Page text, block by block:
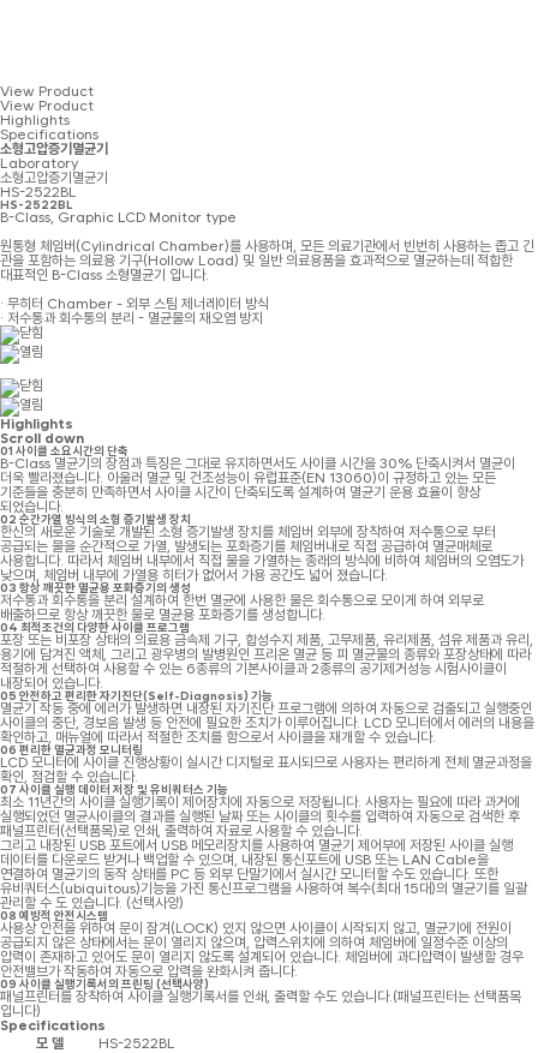
View Product
View Product
Highlights
Specifications
소형고압증기멸균기
Laboratory
소형고압증기멸균기
HS-2522BL
HS-2522BL
B-Class, Graphic LCD Monitor type
원통형 체임버(Cylindrical Chamber)를 사용하며, 모든 의료기관에서 빈번히 사용하는 좁고 긴
관을 포함하는 의료용 기구(Hollow Load) 및 일반 의료용품을 효과적으로 멸균하는데 적합한
대표적인 B-Class 소형멸균기 입니다.
· 무히터 Chamber - 외부 스팀 제너레이터 방식
· 저수통과 회수통의 분리 - 멸균물의 재오염 방지
Highlights
Scroll down
01 사이클 소요시간의 단축
B-Class 멸균기의 장점과 특징은 그대로 유지하면서도 사이클 시간을 30% 단축시켜서 멸균이
더욱 빨라졌습니다. 아울러 멸균 및 건조성능이 유럽표준(EN 13060)이 규정하고 있는 모든
기준들을 충분히 만족하면서 사이클 시간이 단축되도록 설계하여 멸균기 운용 효율이 향상
되었습니다.
02 순간가열 방식의 소형 증기발생 장치
한신의 새로운 기술로 개발된 소형 증기발생 장치를 체임버 외부에 장착하여 저수통으로 부터
공급되는 물을 순간적으로 가열, 발생되는 포화증기를 체임버내로 직접 공급하여 멸균매체로
사용합니다. 따라서 체임버 내부에서 직접 물을 가열하는 종래의 방식에 비하여 체임버의 오염도가
낮으며, 체임버 내부에 가열용 히터가 없어서 가용 공간도 넓어 졌습니다.
03 항상 깨끗한 멸균용 포화증기의 생성
저수통과 회수통을 분리 설계하여 한번 멸균에 사용한 물은 회수통으로 모이게 하여 외부로
배출하므로 항상 깨끗한 물로 멸균용 포화증기를 생성합니다.
04 최적조건의 다양한 사이클 프로그램
포장 또는 비포장 상태의 의료용 금속제 기구, 합성수지 제품, 고무제품, 유리제품, 섬유 제품과 유리,
용기에 담겨진 액체, 그리고 광우병의 발병원인 프리온 멸균 등 피 멸균물의 종류와 포장상태에 따라
적절하게 선택하여 사용할 수 있는 6종류의 기본사이클과 2종류의 공기제거성능 시험사이클이
내장되어 있습니다.
05 안전하고 편리한 자기진단(Self-Diagnosis) 기능
멸균기 작동 중에 에러가 발생하면 내장된 자기진단 프로그램에 의하여 자동으로 검출되고 실행중인
사이클의 중단, 경보음 발생 등 안전에 필요한 조치가 이루어집니다. LCD 모니터에서 에러의 내용을
확인하고, 매뉴얼에 따라서 적절한 조치를 함으로서 사이클을 재개할 수 있습니다.
06 편리한 멸균과정 모니터링
LCD 모니터에 사이클 진행상황이 실시간 디지털로 표시되므로 사용자는 편리하게 전체 멸균과정을
확인, 점검할 수 있습니다.
07 사이클 실행 데이터 저장 및 유비쿼터스 기능
최소 11년간의 사이클 실행기록이 제어장치에 자동으로 저장됩니다. 사용자는 필요에 따라 과거에
실행되었던 멸균사이클의 결과를 실행된 날짜 또는 사이클의 횟수를 입력하여 자동으로 검색한 후
패널프린터(선택품목)로 인쇄, 출력하여 자료로 사용할 수 있습니다.
그리고 내장된 USB 포트에서 USB 메모리장치를 사용하여 멸균기 제어부에 저장된 사이클 실행
데이터를 다운로드 받거나 백업할 수 있으며, 내장된 통신포트에 USB 또는 LAN Cable을
연결하여 멸균기의 동작 상태를 PC 등 외부 단말기에서 실시간 모니터할 수도 있습니다. 또한
유비쿼터스(ubiquitous)기능을 가진 통신프로그램을 사용하여 복수(최대 15대)의 멸균기를 일괄
관리할 수 도 있습니다. (선택사양)
08 예방적 안전시스템
사용상 안전을 위하여 문이 잠겨(LOCK) 있지 않으면 사이클이 시작되지 않고, 멸균기에 전원이
공급되지 않은 상태에서는 문이 열리지 않으며, 압력스위치에 의하여 체임버에 일정수준 이상의
압력이 존재하고 있어도 문이 열리지 않도록 설계되어 있습니다. 체임버에 과다압력이 발생할 경우
안전밸브가 작동하여 자동으로 압력을 완화시켜 줍니다.
09 사이클 실행기록서의 프린팅 (선택사양)
패널프린터를 장착하여 사이클 실행기록서를 인쇄, 출력할 수도 있습니다.(패널프린터는 선택품목
입니다)
Specifications
모 델
HS-2522BL